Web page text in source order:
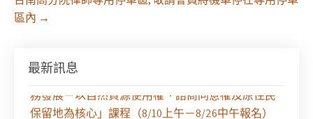
區內 →
最新訊息
29日（六）共同主辦「原住民（族）權利保障之實
務發展－以自然資源使用權、諮商同意權及原住民
保留地為核心」課程（8/10上午－8/26中午報名）